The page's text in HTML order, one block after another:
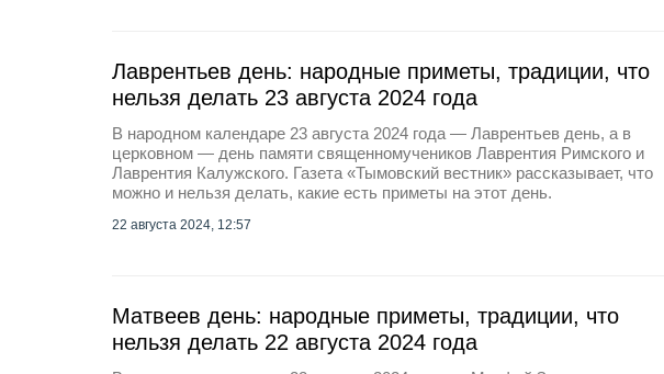
Лаврентьев день: народные приметы, традиции, что
нельзя делать 23 августа 2024 года
В народном календаре 23 августа 2024 года — Лаврентьев день, а в
церковном — день памяти священномучеников Лаврентия Римского и
Лаврентия Калужского. Газета «Тымовский вестник» рассказывает, что
можно и нельзя делать, какие есть приметы на этот день.
22 августа 2024, 12:57
Матвеев день: народные приметы, традиции, что
нельзя делать 22 августа 2024 года